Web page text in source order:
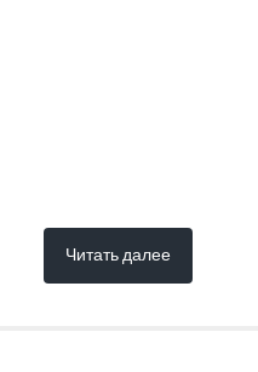
Читать далее